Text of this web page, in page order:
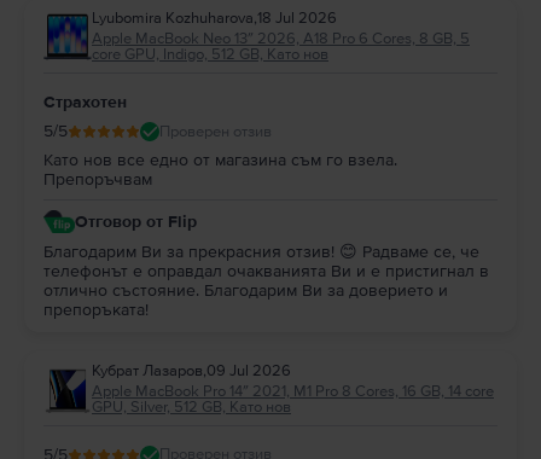
Lyubomira Kozhuharova,18 Jul 2026
Apple MacBook Neo 13″ 2026, A18 Pro 6 Cores, 8 GB, 5
core GPU, Indigo, 512 GB, Като нов
Страхотен
5/5 Проверен отзив
Като нов все едно от магазина съм го взела.
Препоръчвам
Отговор от Flip
Благодарим Ви за прекрасния отзив! 😊 Радваме се, че
телефонът е оправдал очакванията Ви и е пристигнал в
отлично състояние. Благодарим Ви за доверието и
препоръката!
Кубрат Лазаров,09 Jul 2026
Apple MacBook Pro 14″ 2021, M1 Pro 8 Cores, 16 GB, 14 core
GPU, Silver, 512 GB, Като нов
5/5 Проверен отзив